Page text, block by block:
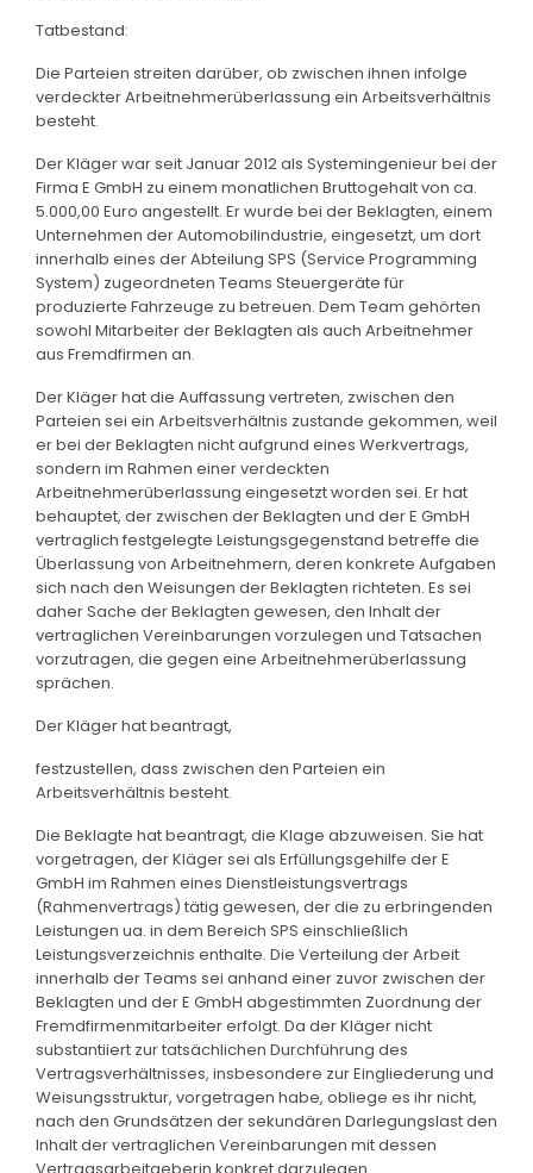
Tatbestand:
Die Parteien streiten darüber, ob zwischen ihnen infolge
verdeckter Arbeitnehmerüberlassung ein Arbeitsverhältnis
besteht.
Der Kläger war seit Januar 2012 als Systemingenieur bei der
Firma E GmbH zu einem monatlichen Bruttogehalt von ca.
5.000,00 Euro angestellt. Er wurde bei der Beklagten, einem
Unternehmen der Automobilindustrie, eingesetzt, um dort
innerhalb eines der Abteilung SPS (Service Programming
System) zugeordneten Teams Steuergeräte für
produzierte Fahrzeuge zu betreuen. Dem Team gehörten
sowohl Mitarbeiter der Beklagten als auch Arbeitnehmer
aus Fremdfirmen an.
Der Kläger hat die Auffassung vertreten, zwischen den
Parteien sei ein Arbeitsverhältnis zustande gekommen, weil
er bei der Beklagten nicht aufgrund eines Werkvertrags,
sondern im Rahmen einer verdeckten
Arbeitnehmerüberlassung eingesetzt worden sei. Er hat
behauptet, der zwischen der Beklagten und der E GmbH
vertraglich festgelegte Leistungsgegenstand betreffe die
Überlassung von Arbeitnehmern, deren konkrete Aufgaben
sich nach den Weisungen der Beklagten richteten. Es sei
daher Sache der Beklagten gewesen, den Inhalt der
vertraglichen Vereinbarungen vorzulegen und Tatsachen
vorzutragen, die gegen eine Arbeitnehmerüberlassung
sprächen.
Der Kläger hat beantragt,
festzustellen, dass zwischen den Parteien ein
Arbeitsverhältnis besteht.
Die Beklagte hat beantragt, die Klage abzuweisen. Sie hat
vorgetragen, der Kläger sei als Erfüllungsgehilfe der E
GmbH im Rahmen eines Dienstleistungsvertrags
(Rahmenvertrags) tätig gewesen, der die zu erbringenden
Leistungen ua. in dem Bereich SPS einschließlich
Leistungsverzeichnis enthalte. Die Verteilung der Arbeit
innerhalb der Teams sei anhand einer zuvor zwischen der
Beklagten und der E GmbH abgestimmten Zuordnung der
Fremdfirmenmitarbeiter erfolgt. Da der Kläger nicht
substantiiert zur tatsächlichen Durchführung des
Vertragsverhältnisses, insbesondere zur Eingliederung und
Weisungsstruktur, vorgetragen habe, obliege es ihr nicht,
nach den Grundsätzen der sekundären Darlegungslast den
Inhalt der vertraglichen Vereinbarungen mit dessen